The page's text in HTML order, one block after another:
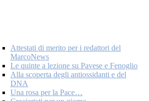
Attestati di merito per i redattori del
MarcoNews
Le quinte a lezione su Pavese e Fenoglio
Alla scoperta degli antiossidanti e del
DNA
Una rosa per la Pace…